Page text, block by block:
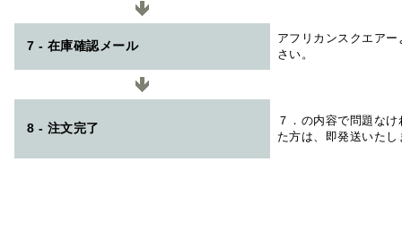
7 - 在庫確認メール
アフリカンスクエアー
さい。
8 - 注文完了
７．の内容で問題な
た方は、即発送いたし